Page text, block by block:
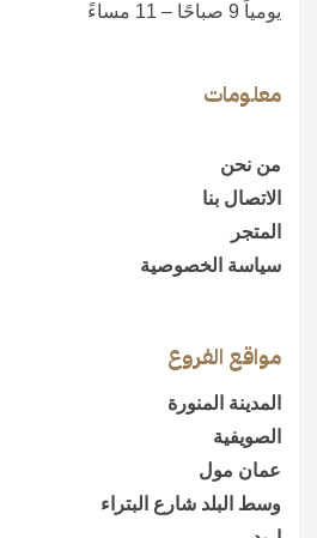
يومياً 9 صباحًا – 11 مساءً
معلومات
من نحن
الاتصال بنا
المتجر
سياسة الخصوصية
مواقع الفروع
المدينة المنورة
الصويفية
عمان مول
وسط البلد شارع البتراء